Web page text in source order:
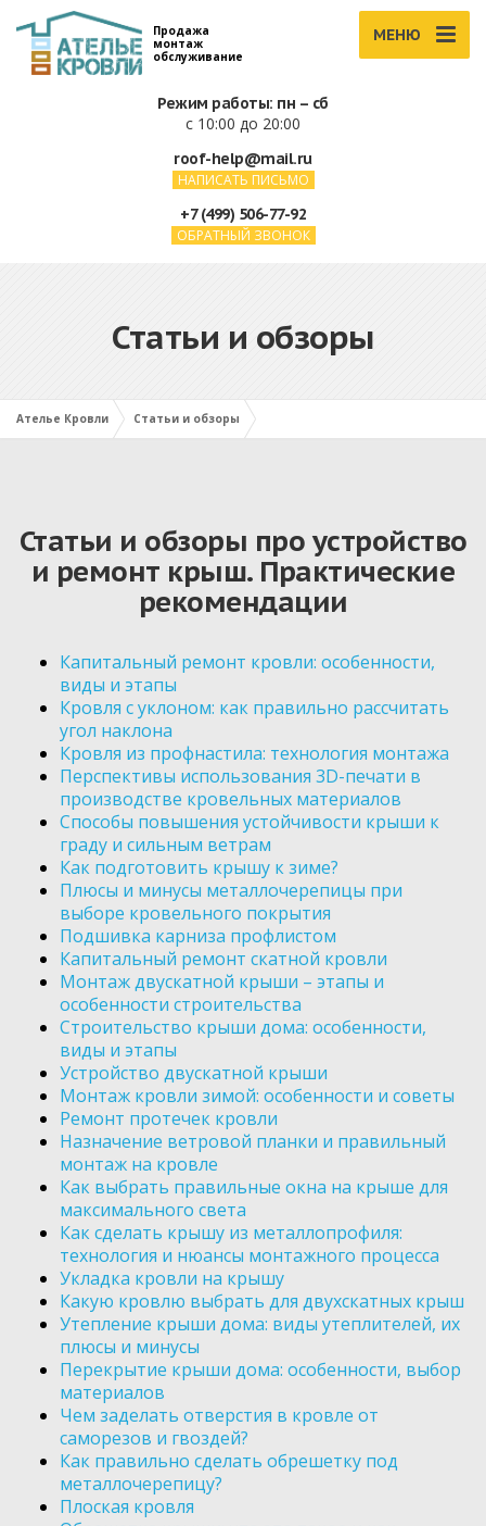
Продажа
монтаж
обслуживание
МЕНЮ
Режим работы: пн – сб
с 10:00 до 20:00
roof-help@mail.ru
НАПИСАТЬ ПИСЬМО
+7 (499) 506-77-92
ОБРАТНЫЙ ЗВОНОК
Статьи и обзоры
Ателье Кровли Статьи и обзоры
Статьи и обзоры про устройство
и ремонт крыш. Практические
рекомендации
Капитальный ремонт кровли: особенности,
виды и этапы
Кровля с уклоном: как правильно рассчитать
угол наклона
Кровля из профнастила: технология монтажа
Перспективы использования 3D-печати в
производстве кровельных материалов
Способы повышения устойчивости крыши к
граду и сильным ветрам
Как подготовить крышу к зиме?
Плюсы и минусы металлочерепицы при
выборе кровельного покрытия
Подшивка карниза профлистом
Капитальный ремонт скатной кровли
Монтаж двускатной крыши – этапы и
особенности строительства
Строительство крыши дома: особенности,
виды и этапы
Устройство двускатной крыши
Монтаж кровли зимой: особенности и советы
Ремонт протечек кровли
Назначение ветровой планки и правильный
монтаж на кровле
Как выбрать правильные окна на крыше для
максимального света
Как сделать крышу из металлопрофиля:
технология и нюансы монтажного процесса
Укладка кровли на крышу
Какую кровлю выбрать для двухскатных крыш
Утепление крыши дома: виды утеплителей, их
плюсы и минусы
Перекрытие крыши дома: особенности, выбор
материалов
Чем заделать отверстия в кровле от
саморезов и гвоздей?
Как правильно сделать обрешетку под
металлочерепицу?
Плоская кровля